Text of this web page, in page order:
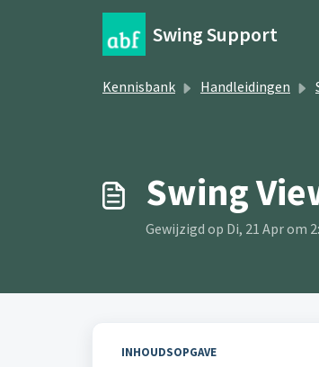
Doorgaan naar hoofdinhoud
Swing Support
Kennisbank Handleidingen
Swing
Gewijzigd op Di, 21 Apr om
INHOUDSOPGAVE